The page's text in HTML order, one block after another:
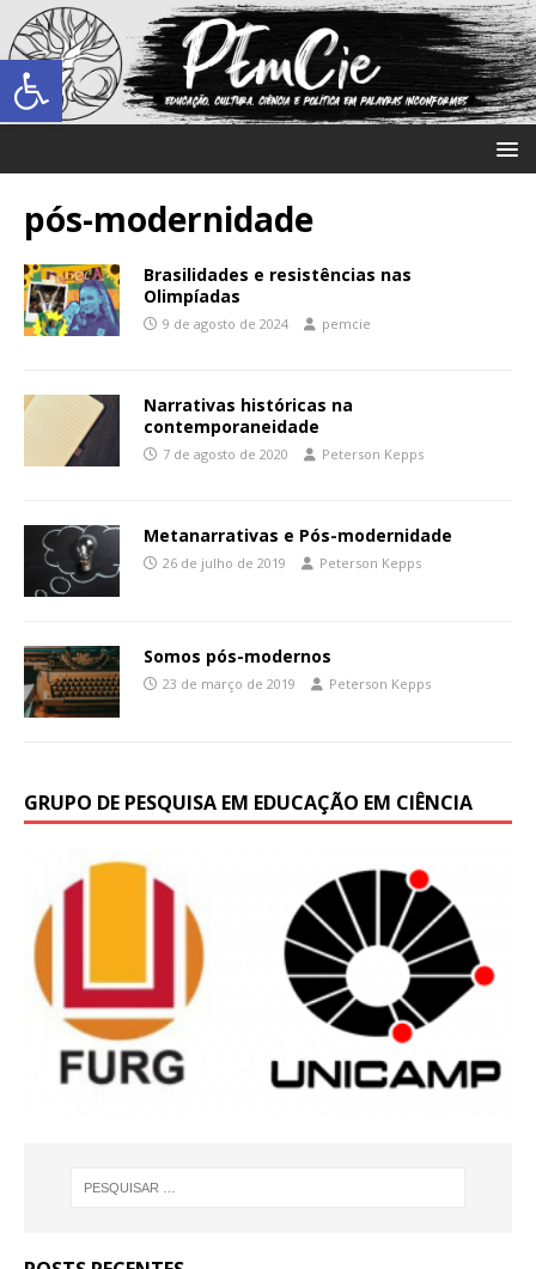
Abrir a barra de ferramentas
pós-modernidade
Brasilidades e resistências nas
Olimpíadas
9 de agosto de 2024 pemcie
Narrativas históricas na
contemporaneidade
7 de agosto de 2020 Peterson Kepps
Metanarrativas e Pós-modernidade
26 de julho de 2019 Peterson Kepps
Somos pós-modernos
23 de março de 2019 Peterson Kepps
GRUPO DE PESQUISA EM EDUCAÇÃO EM CIÊNCIA